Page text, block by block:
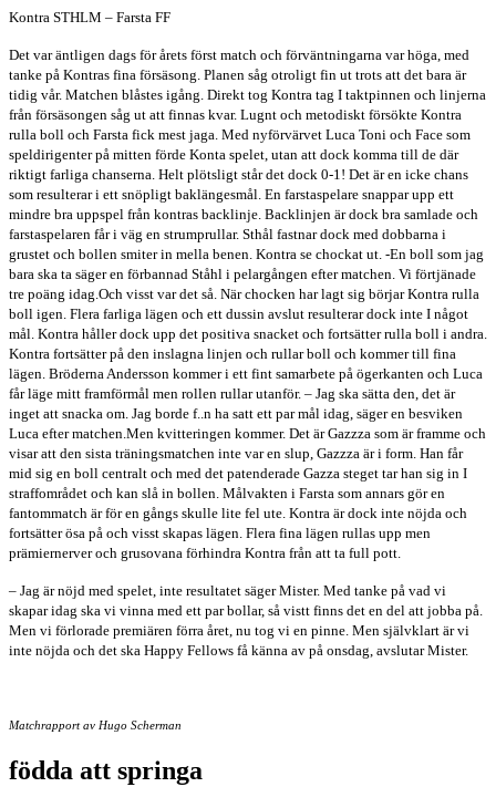
Kontra STHLM – Farsta FF
Det var äntligen dags för årets först match och förväntningarna var höga, med
tanke på Kontras fina försäsong. Planen såg otroligt fin ut trots att det bara är
tidig vår. Matchen blåstes igång. Direkt tog Kontra tag I taktpinnen och linjerna
från försäsongen såg ut att finnas kvar. Lugnt och metodiskt försökte Kontra
rulla boll och Farsta fick mest jaga. Med nyförvärvet Luca Toni och Face som
speldirigenter på mitten förde Konta spelet, utan att dock komma till de där
riktigt farliga chanserna. Helt plötsligt står det dock 0-1! Det är en icke chans
som resulterar i ett snöpligt baklängesmål. En farstaspelare snappar upp ett
mindre bra uppspel från kontras backlinje. Backlinjen är dock bra samlade och
farstaspelaren får i väg en strumprullar. Sthål fastnar dock med dobbarna i
grustet och bollen smiter in mella benen. Kontra se chockat ut. -En boll som jag
bara ska ta säger en förbannad Ståhl i pelargången efter matchen. Vi förtjänade
tre poäng idag. Och visst var det så. När chocken har lagt sig börjar Kontra rulla
boll igen. Flera farliga lägen och ett dussin avslut resulterar dock inte I något
mål. Kontra håller dock upp det positiva snacket och fortsätter rulla boll i andra.
Kontra fortsätter på den inslagna linjen och rullar boll och kommer till fina
lägen. Bröderna Andersson kommer i ett fint samarbete på ögerkanten och Luca
får läge mitt framförmål men rollen rullar utanför. – Jag ska sätta den, det är
inget att snacka om. Jag borde f..n ha satt ett par mål idag, säger en besviken
Luca efter matchen. Men kvitteringen kommer. Det är Gazzza som är framme och
visar att den sista träningsmatchen inte var en slup, Gazzza är i form. Han får
mid sig en boll centralt och med det patenderade Gazza steget tar han sig in I
straffområdet och kan slå in bollen. Målvakten i Farsta som annars gör en
fantommatch är för en gångs skulle lite fel ute. Kontra är dock inte nöjda och
fortsätter ösa på och visst skapas lägen. Flera fina lägen rullas upp men
prämiernerver och grusovana förhindra Kontra från att ta full pott.
– Jag är nöjd med spelet, inte resultatet säger Mister. Med tanke på vad vi
skapar idag ska vi vinna med ett par bollar, så vistt finns det en del att jobba på.
Men vi förlorade premiären förra året, nu tog vi en pinne. Men självklart är vi
inte nöjda och det ska Happy Fellows få känna av på onsdag, avslutar Mister.
Matchrapport av Hugo Scherman
födda att springa